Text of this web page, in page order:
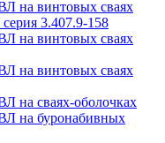
на винтовых сваях
3.407.9-158
на винтовых сваях
на винтовых сваях
на сваях-оболочках
на буронабивных